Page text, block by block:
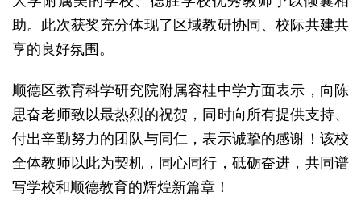
助。此次获奖充分体现了区域教研协同、校际共建共
享的良好氛围。
顺德区教育科学研究院附属容桂中学方面表示，向陈
思奋老师致以最热烈的祝贺，同时向所有提供支持、
付出辛勤努力的团队与同仁，表示诚挚的感谢！该校
全体教师以此为契机，同心同行，砥砺奋进，共同谱
写学校和顺德教育的辉煌新篇章！